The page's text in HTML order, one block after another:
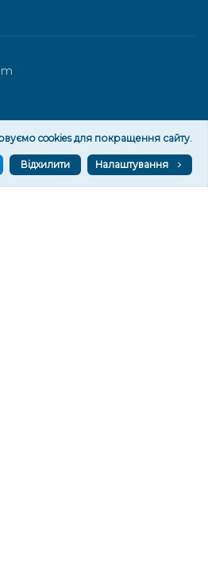
cookies для покращення сайту.
Відхилити Налаштування